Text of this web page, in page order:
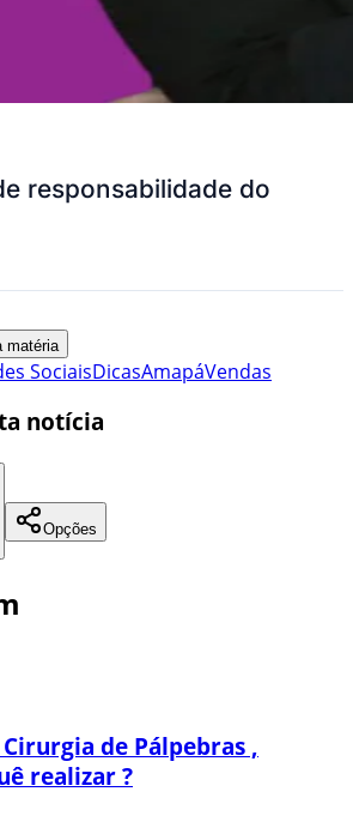
responsabilidade do
matéria
SociaisDicasAmapáVendas
notícia
Opções
Cirurgia de Pálpebras ,
realizar ?